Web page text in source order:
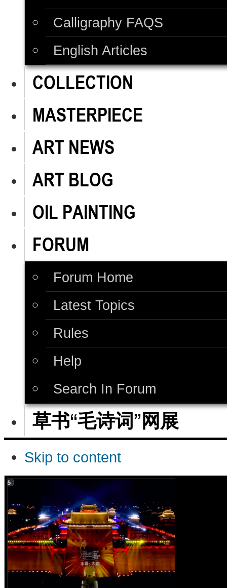
Calligraphy FAQS
English Articles
COLLECTION
MASTERPIECE
ART NEWS
ART BLOG
OIL PAINTING
FORUM
Forum Home
Latest Topics
Rules
Help
Search In Forum
草书“毛诗词”网展
Skip to content